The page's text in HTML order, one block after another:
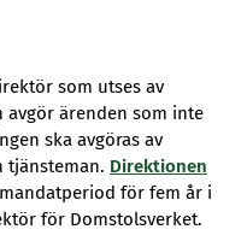
som utses av
ärenden som inte
ska avgöras av
tjänsteman. Direktionen
för fem år i
för Domstolsverket.